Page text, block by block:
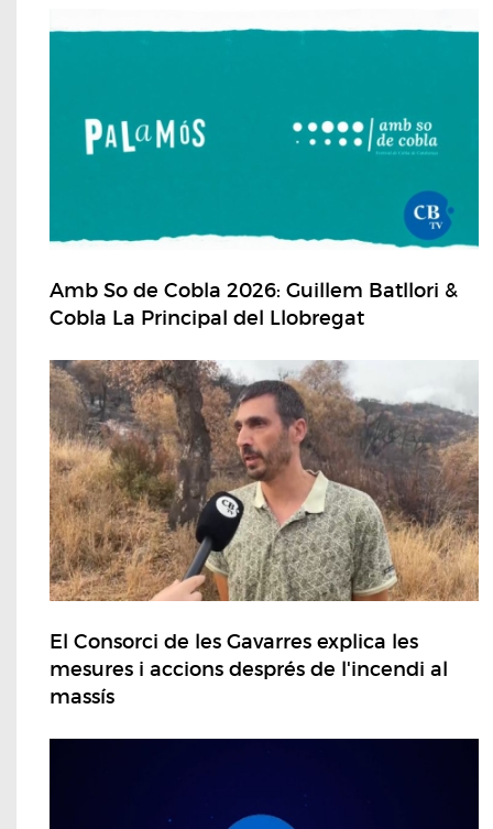
Amb So de Cobla 2026: Guillem Batllori &
Cobla La Principal del Llobregat
El Consorci de les Gavarres explica les
mesures i accions després de l'incendi al
massís